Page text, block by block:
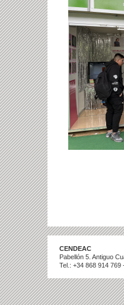
CENDEAC
Pabellón 5. Antiguo
Tel.: +34 868 914